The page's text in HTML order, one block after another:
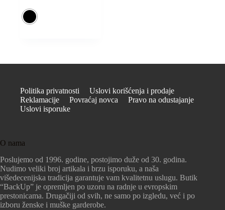
Politika privatnosti
Uslovi korišćenja i prodaje
Reklamacije
Povraćaj novca
Pravo na odustajanje
Uslovi isporuke
O nama
Poslujemo od 1996. godine, postojimo duže od 30. godina.
Nudimo veliki broj artikala i brzu isporuku, a naša
višedecenijska tradicija garantuje vam kvalitetnu uslugu. Butik
“BackUp” je opremljen po uzoru na radnje u evropskim
prestonicama. Drugačiji od svih, ne samo po izgledu, već i po
izboru ženske i muške garderobe.